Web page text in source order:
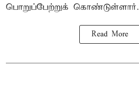
பொறுப்பேற்றுக் கொண்டுள்ளார்.
Read More